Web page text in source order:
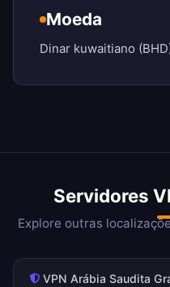
Moeda
Dinar kuwaitiano
Servidores
Explore outras
VPN Arábia Saudita